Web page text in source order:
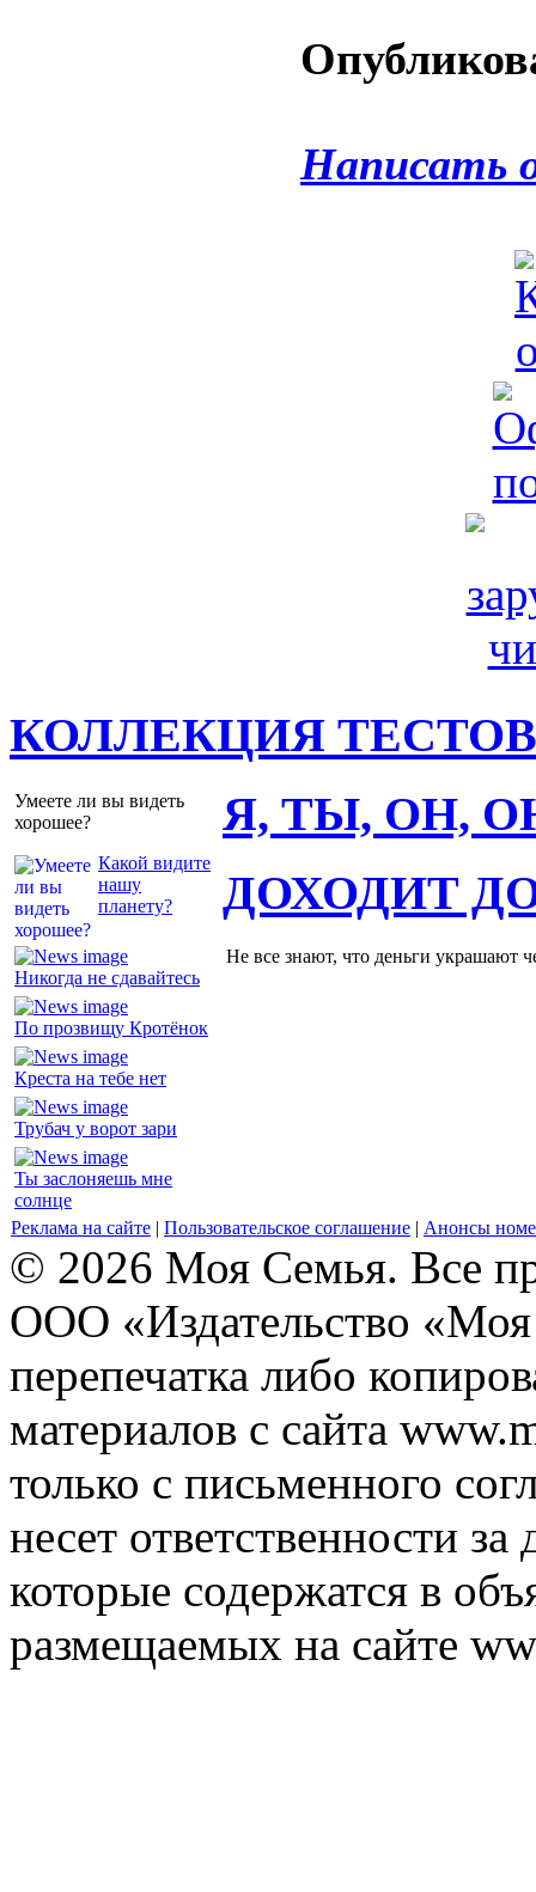
Написать
КОЛЛЕКЦИЯ ТЕСТОВ
Умеете ли вы видеть
хорошее?
Какой видите
нашу
планету?
Я, ТЫ, ОН,
Никогда не сдавайтесь
По прозвищу Кротёнок
Креста на тебе нет
Трубач у ворот зари
Ты заслоняешь мне
солнце
ДОХОДИТ
Не все знают, что деньги украшают
Реклама на сайте | Пользовательское соглашение | Анонсы
© 2026 Моя Семья. Все
ООО «Издательство
перепечатка либо
материалов с сайта
только с письменного
несет ответственности
которые содержатся в
размещаемых на сайте